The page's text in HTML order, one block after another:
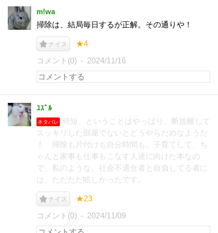
m!wa
掃除は、結局毎日するが正解。その通りや！
ナイス ★4
コメント(0) 2024/11/16
ﾕｽﾞﾙ
ネタバレ
時短、ということはやっぱり、断捨離して
スッキリした部屋でないとどうやらだめなようだ
💧 掃除も片付けも自分時間も。子育てして、ち
ゃんと家事も仕事もこなす人達に向けた本なの
で、私のような、社会不適合者と自負してる者に
は、ただただ眩しかったです。
ナイス ★23
コメント(0) 2024/11/09